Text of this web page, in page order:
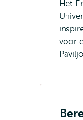
Het
voor